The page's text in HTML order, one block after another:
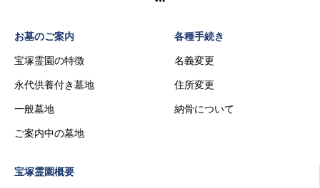
お墓のご案内
宝塚霊園の特徴
永代供養付き墓地
一般墓地
ご案内中の墓地
各種手続き
名義変更
住所変更
納骨について
宝塚霊園概要